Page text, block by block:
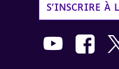
S'INSCRIRE À
Nous suivre sur
Nous